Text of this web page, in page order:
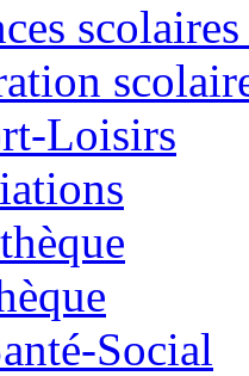
Loisirs
Social